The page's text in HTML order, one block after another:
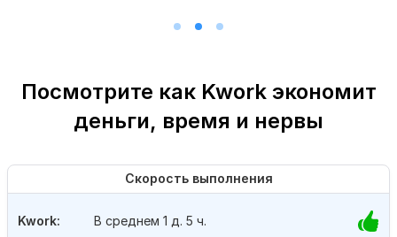
Посмотрите как Kwork экономит
деньги, время и нервы
Скорость выполнения
Kwork: В среднем 1 д. 5 ч.